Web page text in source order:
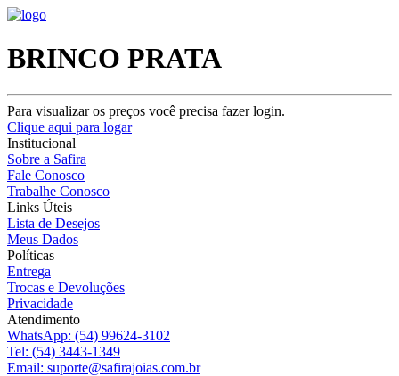
BRINCO PRATA
Para visualizar os preços você precisa fazer login.
Clique aqui para logar
Institucional
Sobre a Safira
Fale Conosco
Trabalhe Conosco
Links Úteis
Lista de Desejos
Meus Dados
Políticas
Entrega
Trocas e Devoluções
Privacidade
Atendimento
WhatsApp: (54) 99624-3102
Tel: (54) 3443-1349
Email: suporte@safirajoias.com.br